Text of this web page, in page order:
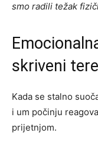
smo radili težak
skriveni
Kada se stalno
i um počinju
prijetnjom.